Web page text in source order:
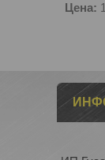
Цена: